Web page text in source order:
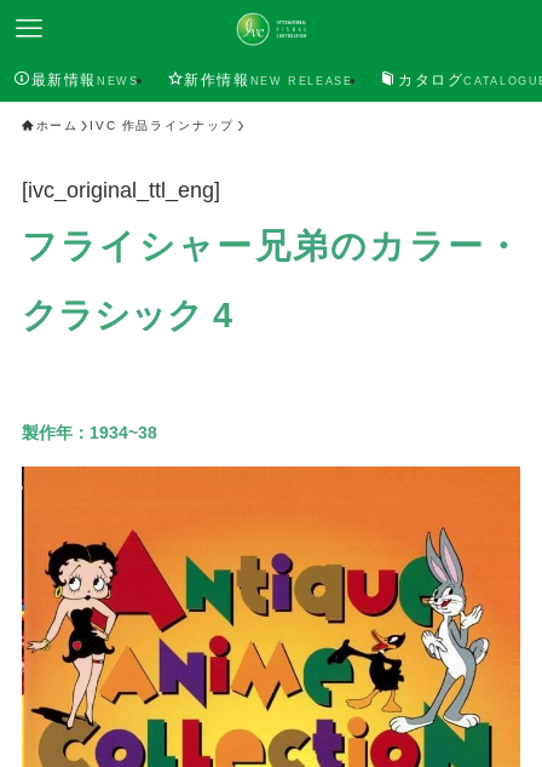
最新情報NEWS 新作情報 NEW RELEASE カタログ
ホーム IVC 作品ラインナップ
[ivc_original_ttl_eng]
フライシャー兄弟のカラー・
クラシック 4
製作年： 1934~38